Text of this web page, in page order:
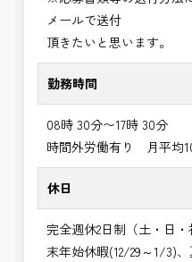
メールで送付
頂きたいと思います。
勤務時間
08時 30分〜17時 30分
時間外労働有り 月平均
休日
完全週休2日制（土・日
末年始休暇(12/29～1/3)